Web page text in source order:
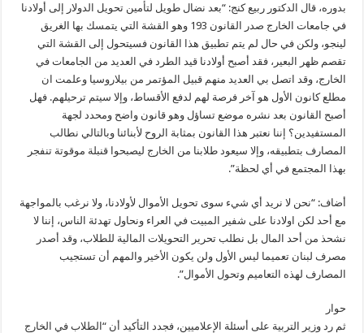
بدوره، قال الدكتور ربيع كنج: “بعد نضال طويل لتأمين تحويل الدولار إلى أولادنا
في جامعات الخارج صدر القانون 193 وهو القشة التي يتمسك بها الغريق
لينجو، ولكن في حال لم يتم تطبيق هذا القانون فسيتحول إلى القشة التي
تقصم ظهر البعير، فقد أصبح أولادنا قيد الطرد في العديد من الجامعات في
الخارج، وقد اتصل بي العديد منهم قبيل المؤتمر من بيلاروسيا وعلمت ان
مطلع كانون الأول هو آخر فرصة لهم لدفع الأقساط، وإلا سيتم ترحيلهم. فهل
أصبح القانون بعد نشره موضع تساؤل وهو قانون واضح ومحدد لجهة
المستفيدين؟ إننا نعتبر هذا القانون بمثابة الروح لأبنائنا وبالتالي نطالب
المصارف بتطبيقه، وإلا سيعود طلابنا من الخارج ليصبحوا قنبلة موقوتة تنفجر
بهذا المجتمع في أي لحظة”.
أضاف: “نحن لا نريد أي شيء سوى تحويل الأموال لأولادنا، ولا نرغب بالمواجهة
مع أحد لكن اولادنا على شفير المبيت في العراء ونحاول تهدئة الناس، إننا لا
نشحذ من أحد المال بل نطلب تحرير التحويلات المالية للطلاب، وقد أصدر
مصرف لبنان تعميما ليس الأول ولن يكون الأخير والمهم أن تستجيب
المصارف لهذه التعاميم وتحول الأموال”.
حوار
ثم رد وزير التربية على أسئلة الإعلاميين، فجدد التأكيد أن “الطلاب في الخارج